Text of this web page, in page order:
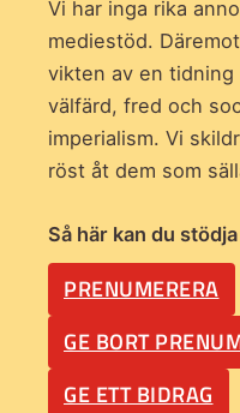
Vi har inga rika
mediestöd.
vikten av en tidning
välfärd, fred och
imperialism. Vi
röst åt dem som
Så här kan du
PRENUMERERA
GE BORT
GE ETT BIDRAG